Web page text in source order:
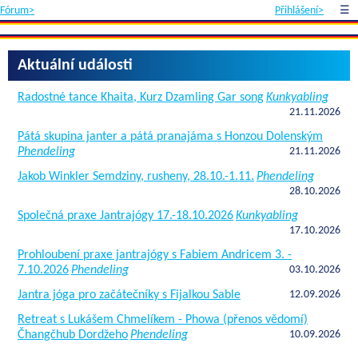
Fórum> Přihlášení> ☰
Aktuální události
Radostné tance Khaita, Kurz Dzamling Gar songKunkyabling
21.11.2026
Pátá skupina janter a pátá pranajáma s Honzou Dolenským
Phendeling
21.11.2026
Jakob Winkler Semdziny, rusheny, 28.10.-1.11. Phendeling
28.10.2026
Společná praxe Jantrajógy 17.-18.10.2026Kunkyabling
17.10.2026
Prohloubení praxe jantrajógy s Fabiem Andricem 3. -
7.10.2026Phendeling 03.10.2026
Jantra jóga pro začátečníky s Fijalkou Sable 12.09.2026
Retreat s Lukášem Chmelíkem - Phowa (přenos vědomí)
Čhangčhub DordžehoPhendeling 10.09.2026